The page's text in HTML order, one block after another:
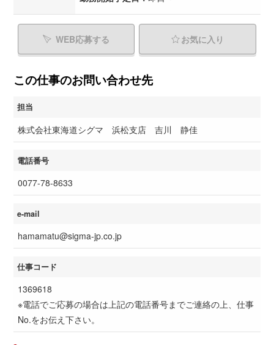
WEB応募する お気に入り
この仕事のお問い合わせ先
担当
株式会社東海道シグマ 浜松支店 吉川 静佳
電話番号
0077-78-8633
e-mail
hamamatu@sigma-jp.co.jp
仕事コード
1369618
※電話でご応募の場合は上記の電話番号までご連絡の上、仕事
No.をお伝え下さい。